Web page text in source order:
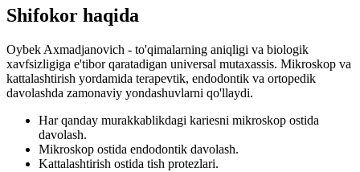
Shifokor haqida
Oybek Axmadjanovich - to'qimalarning aniqligi va biologik
xavfsizligiga e'tibor qaratadigan universal mutaxassis. Mikroskop va
kattalashtirish yordamida terapevtik, endodontik va ortopedik
davolashda zamonaviy yondashuvlarni qo'llaydi.
Har qanday murakkablikdagi kariesni mikroskop ostida
davolash.
Mikroskop ostida endodontik davolash.
Kattalashtirish ostida tish protezlari.